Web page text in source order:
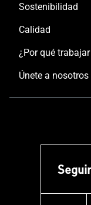
Sostenibilidad
Calidad
Únete a nosotros